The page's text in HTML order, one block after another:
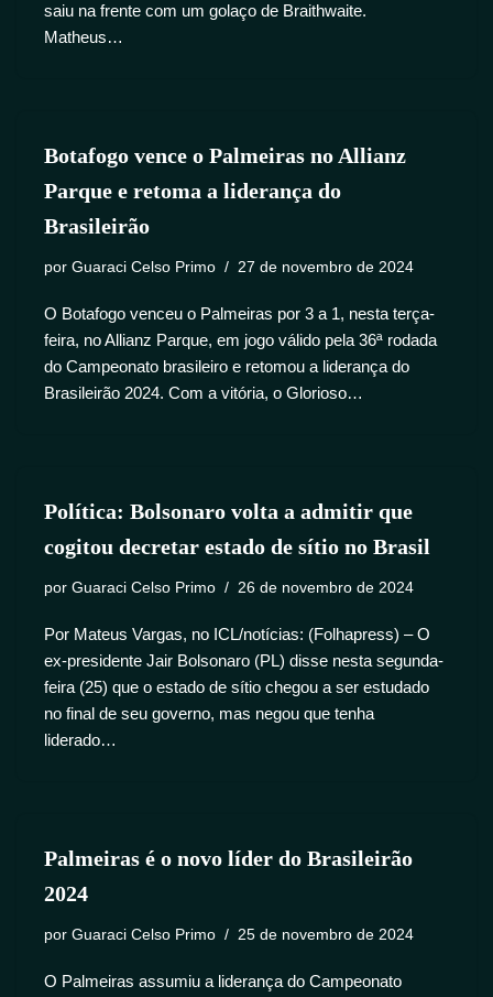
saiu na frente com um golaço de Braithwaite.
Matheus…
Botafogo vence o Palmeiras no Allianz
Parque e retoma a liderança do
Brasileirão
por Guaraci Celso Primo 27 de novembro de 2024
O Botafogo venceu o Palmeiras por 3 a 1, nesta terça-
feira, no Allianz Parque, em jogo válido pela 36ª rodada
do Campeonato brasileiro e retomou a liderança do
Brasileirão 2024. Com a vitória, o Glorioso…
Política: Bolsonaro volta a admitir que
cogitou decretar estado de sítio no Brasil
por Guaraci Celso Primo 26 de novembro de 2024
Por Mateus Vargas, no ICL/notícias: (Folhapress) – O
ex-presidente Jair Bolsonaro (PL) disse nesta segunda-
feira (25) que o estado de sítio chegou a ser estudado
no final de seu governo, mas negou que tenha
liderado…
Palmeiras é o novo líder do Brasileirão
2024
por Guaraci Celso Primo 25 de novembro de 2024
O Palmeiras assumiu a liderança do Campeonato